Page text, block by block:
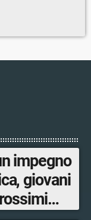
impegno
giovani